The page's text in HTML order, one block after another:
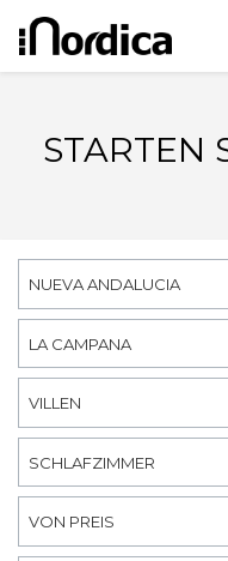
STARTEN
NUEVA ANDALUCIA
LA CAMPANA
VILLEN
SCHLAFZIMMER
VON PREIS